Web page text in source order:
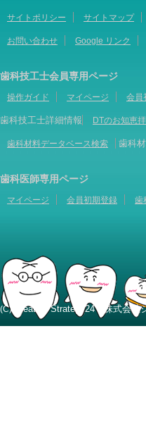
サイトポリシー サイトマップ
お問い合わせ Google リンク
歯科技工士会員専用ページ
操作ガイド マイページ 会員
歯科技工士詳細情報 DTのお知恵
歯科材料データベース検索 歯科
歯科医師専用ページ
マイページ 会員初期登録 歯
(C) Creative Strategy24 株式会